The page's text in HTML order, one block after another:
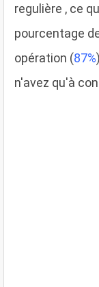
regulière , ce
pourcentage
opération (87%
n'avez qu'à